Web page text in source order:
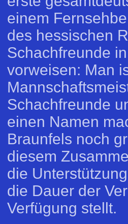
einem
des hessischen
Schachfreunde
vorweisen: Man
Schachfreunde
einen Namen
Braunfels noch
diesem
die
die Dauer der
Verfügung stellt.